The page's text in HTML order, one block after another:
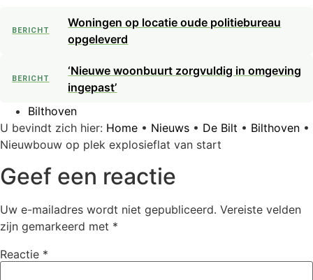
BERICHT
Woningen op locatie oude politiebureau
opgeleverd
BERICHT
‘Nieuwe woonbuurt zorgvuldig in omgeving
ingepast’
Bilthoven
U bevindt zich hier: Home • Nieuws • De Bilt • Bilthoven •
Nieuwbouw op plek explosieflat van start
Geef een reactie
Uw e-mailadres wordt niet gepubliceerd. Vereiste velden
zijn gemarkeerd met *
Reactie *